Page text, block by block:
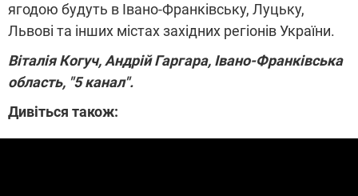
ягодою будуть в Івано-Франківську, Луцьку,
Львові та інших містах західних регіонів України.
Віталія Когуч, Андрій Гаргара, Івано-Франківська
область, "5 канал".
Дивіться також: